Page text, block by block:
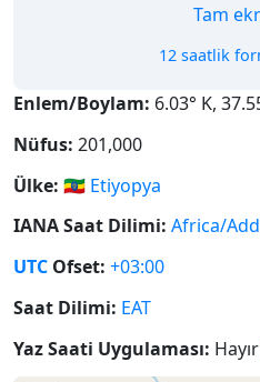
Tam
12 saatlik
Enlem/Boylam: 6.03° K,
Nüfus: 201,000
Ülke: 🇪🇹 Etiyopya
IANA Saat Dilimi: Africa/
UTC Ofset: +03:00
Saat Dilimi: EAT
Yaz Saati Uygulaması: Hayır